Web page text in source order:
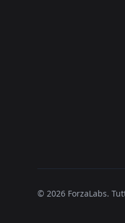
© 2026 ForzaLabs.